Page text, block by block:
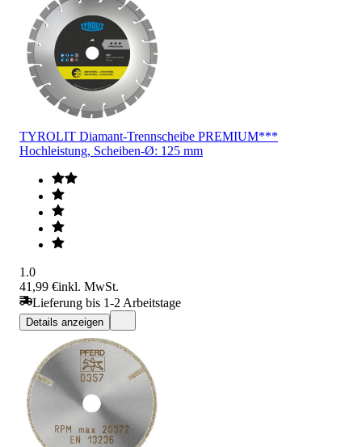
TYROLIT Diamant-Trennscheibe PREMIUM***
Hochleistung, Scheiben-Ø: 125 mm
1.0
41,99 €inkl. MwSt.
Lieferung bis 1-2 Arbeitstage
Details anzeigen